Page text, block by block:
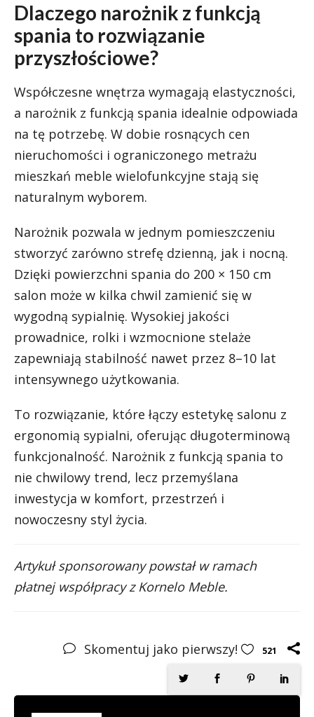
Dlaczego narożnik z funkcją
spania to rozwiązanie
przyszłościowe?
Współczesne wnętrza wymagają elastyczności,
a narożnik z funkcją spania idealnie odpowiada
na tę potrzebę. W dobie rosnących cen
nieruchomości i ograniczonego metrażu
mieszkań meble wielofunkcyjne stają się
naturalnym wyborem.
Narożnik pozwala w jednym pomieszczeniu
stworzyć zarówno strefę dzienną, jak i nocną.
Dzięki powierzchni spania do 200 × 150 cm
salon może w kilka chwil zamienić się w
wygodną sypialnię. Wysokiej jakości
prowadnice, rolki i wzmocnione stelaże
zapewniają stabilność nawet przez 8–10 lat
intensywnego użytkowania.
To rozwiązanie, które łączy estetykę salonu z
ergonomią sypialni, oferując długoterminową
funkcjonalność. Narożnik z funkcją spania to
nie chwilowy trend, lecz przemyślana
inwestycja w komfort, przestrzeń i
nowoczesny styl życia.
Artykuł sponsorowany powstał w ramach
płatnej współpracy z Kornelo Meble.
Skomentuj jako pierwszy! 521